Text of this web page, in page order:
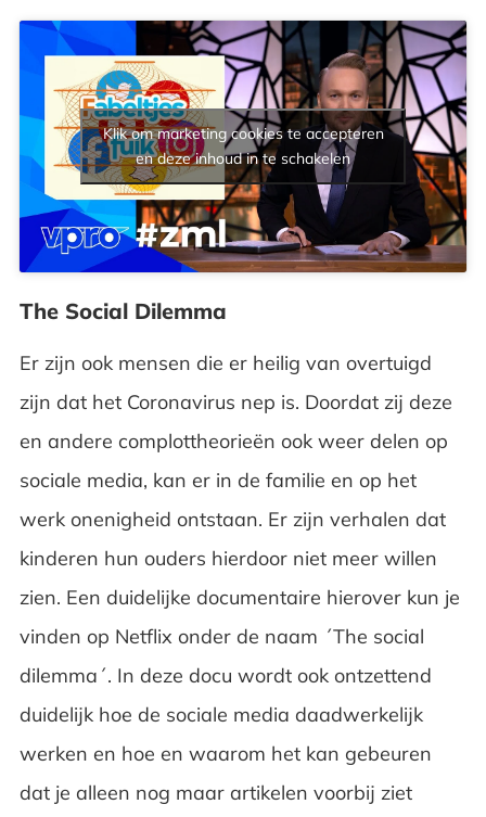
Klik om marketing cookies te accepteren
en deze inhoud in te schakelen
The Social Dilemma
Er zijn ook mensen die er heilig van overtuigd
zijn dat het Coronavirus nep is. Doordat zij deze
en andere complottheorieën ook weer delen op
sociale media, kan er in de familie en op het
werk onenigheid ontstaan. Er zijn verhalen dat
kinderen hun ouders hierdoor niet meer willen
zien. Een duidelijke documentaire hierover kun je
vinden op Netflix onder de naam ´The social
dilemma´. In deze docu wordt ook ontzettend
duidelijk hoe de sociale media daadwerkelijk
werken en hoe en waarom het kan gebeuren
dat je alleen nog maar artikelen voorbij ziet